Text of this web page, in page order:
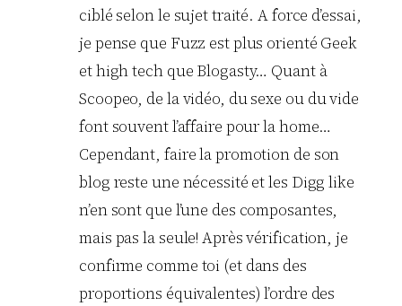
ciblé selon le sujet traité. A force d’essai,
je pense que Fuzz est plus orienté Geek
et high tech que Blogasty… Quant à
Scoopeo, de la vidéo, du sexe ou du vide
font souvent l’affaire pour la home…
Cependant, faire la promotion de son
blog reste une nécessité et les Digg like
n’en sont que l’une des composantes,
mais pas la seule! Après vérification, je
confirme comme toi (et dans des
proportions équivalentes) l’ordre des